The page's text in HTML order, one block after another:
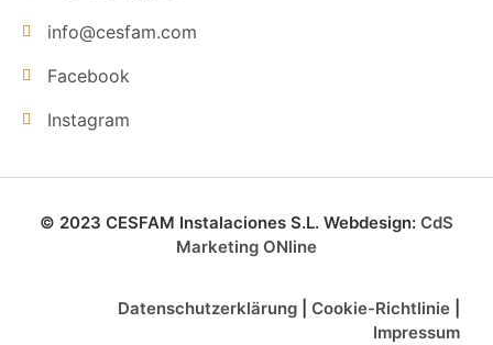
info@cesfam.com
Facebook
Instagram
© 2023 CESFAM Instalaciones S.L. Webdesign: CdS
Marketing ONline
Datenschutzerklärung Cookie-Richtlinie
Impressum